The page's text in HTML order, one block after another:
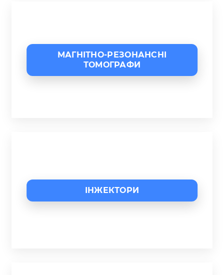
МАГНІТНО-РЕЗОНАНСНІ
ТОМОГРАФИ
ІНЖЕКТОРИ